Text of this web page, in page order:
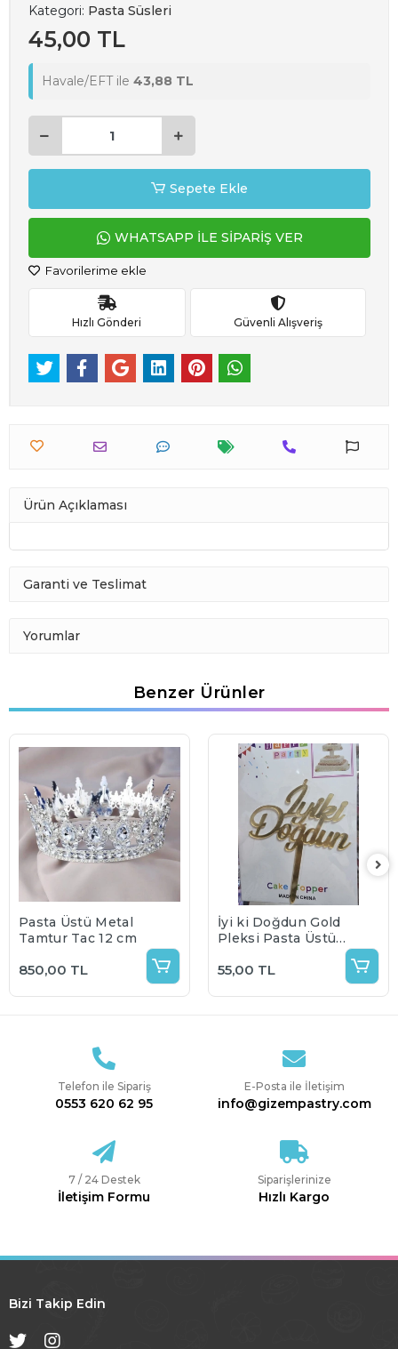
Kategori: Pasta Süsleri
45,00 TL
Havale/EFT ile 43,88 TL
Sepete Ekle
WHATSAPP İLE SİPARİŞ VER
Favorilerime ekle
Hızlı Gönderi Güvenli Alışveriş
Ürün Açıklaması
Garanti ve Teslimat
Yorumlar
Benzer Ürünler
Pasta Üstü Metal
Tamtur Taç 12 cm
850,00 TL
İyi ki Doğdun Gold
Pleksi Pasta Üstü
55,00 TL
Telefon ile Sipariş
0553 620 62 95
E-Posta ile İletişim
info@gizempastry.com
7 / 24 Destek
İletişim Formu
Siparişlerinize
Hızlı Kargo
Bizi Takip Edin